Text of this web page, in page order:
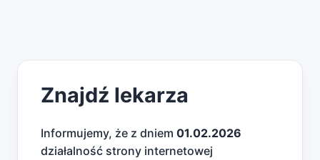
Znajdź lekarza
Informujemy, że z dniem 01.02.2026
działalność strony internetowej